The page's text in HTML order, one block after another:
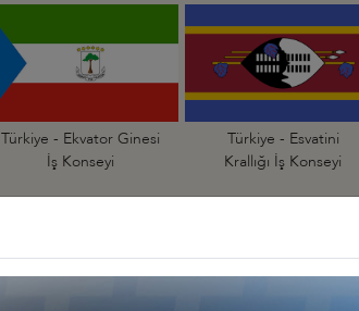
Türkiye - Ekvator Ginesi
İş Konseyi
Türkiye - Esvatini
Krallığı İş Konseyi